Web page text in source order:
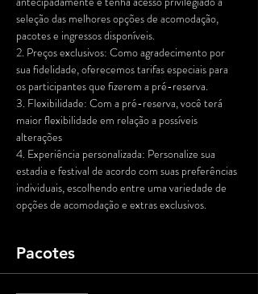
seleção das melhores opções de acomodação,
pacotes e ingressos disponíveis.
2. Preços exclusivos: Como agradecimento por
sua fidelidade, oferecemos tarifas especiais para
os participantes que fizerem a pré-reserva.
3. Flexibilidade: Com a pré-reserva, você terá
maior flexibilidade em relação a possíveis
alterações
4. Experiência personalizada: Personalize sua
estadia e festival de acordo com suas preferências
individuais, escolhendo entre uma variedade de
opções de acomodação e extras exclusivos.
Pacotes